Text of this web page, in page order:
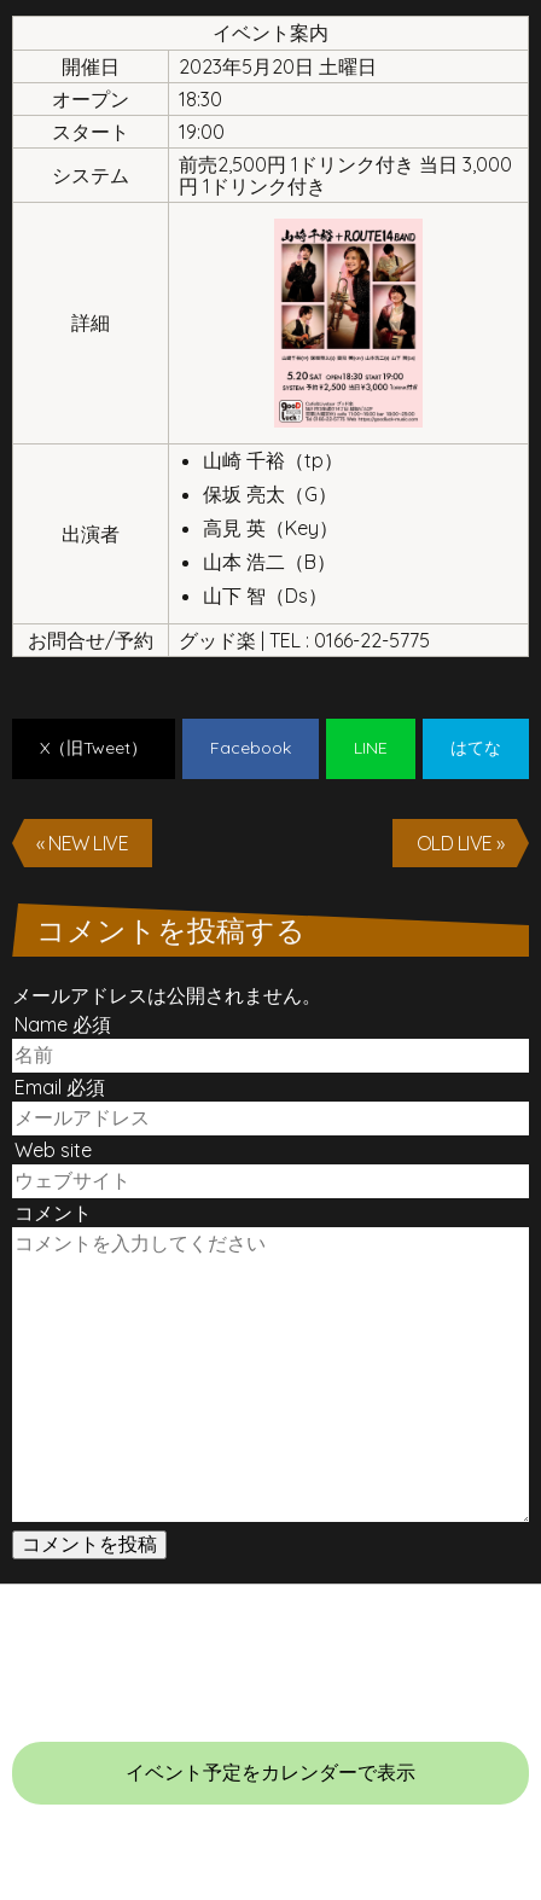
イベント案内
開催日
2023年5月20日 土曜日
オープン
18:30
スタート
19:00
システム
前売2,500円 1ドリンク付き 当日 3,000
円 1ドリンク付き
詳細
出演者
山崎 千裕（tp）
保坂 亮太（G）
高見 英（Key）
山本 浩二（B）
山下 智（Ds）
お問合せ/予約
グッド楽 | TEL : 0166-22-5775
X（旧Tweet） Facebook LINE はてな
« NEW LIVE OLD LIVE »
コメントを投稿する
メールアドレスは公開されません。
Name 必須
Email 必須
Web site
コメント
イベント予定をカレンダーで表示